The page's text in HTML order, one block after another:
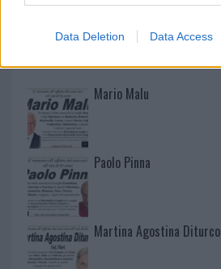
Data Deletion Data Access
NECROLOGIE
Mario Malu
Paolo Pinna
Martina Agostina Diturco